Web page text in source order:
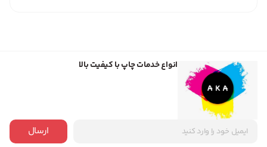
انواع خدمات چاپ با کیفیت بالا
ارسال